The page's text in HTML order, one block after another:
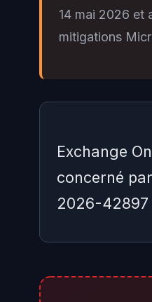
14 mai 2026 et
mitigations
Exchange
concerné
2026-42897